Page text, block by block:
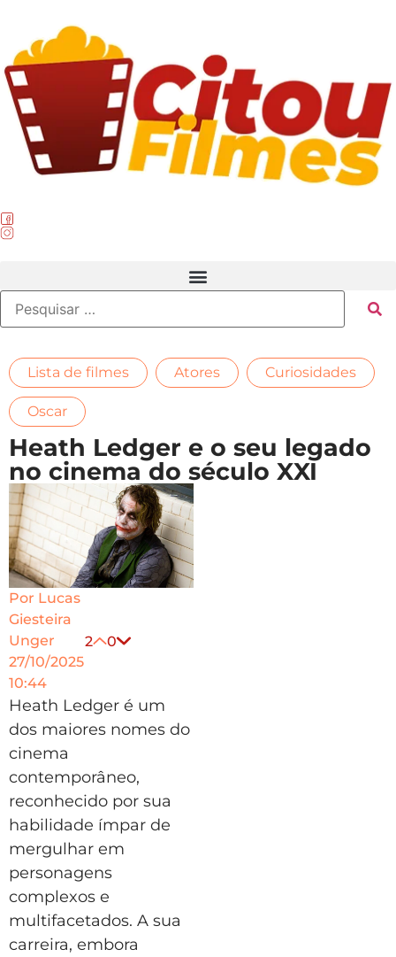
Lista de filmes Atores Curiosidades
Oscar
Heath Ledger e o seu legado
no cinema do século XXI
Por Lucas
Giesteira
Unger
27/10/2025
10:44
0
2
Heath Ledger é um
dos maiores nomes do
cinema
contemporâneo,
reconhecido por sua
habilidade ímpar de
mergulhar em
personagens
complexos e
multifacetados. A sua
carreira, embora